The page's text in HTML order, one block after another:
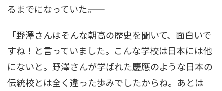
るまでになっていた――。
「野澤さんはそんな朝高の歴史を聞いて、面白いで
すね！と言っていました。こんな学校は日本には他
にないと。野澤さんが学ばれた慶應のような日本の
伝統校とは全く違った歩みでしたからね。あとは